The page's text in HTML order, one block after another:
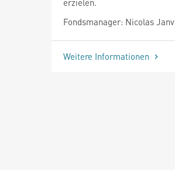
Fondsmanager: Nicolas
Weitere Informationen